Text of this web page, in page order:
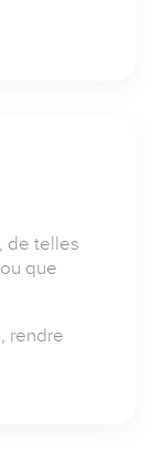
de telles
que
rendre